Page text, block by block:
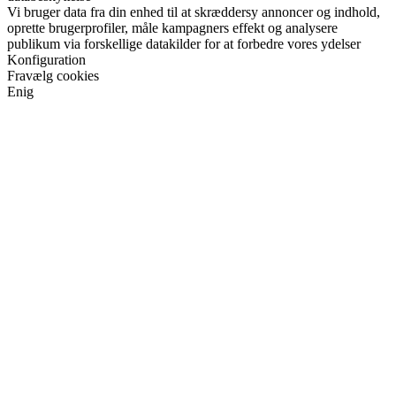
Vi bruger data fra din enhed til at skræddersy annoncer og indhold,
oprette brugerprofiler, måle kampagners effekt og analysere
publikum via forskellige datakilder for at forbedre vores ydelser
Konfiguration
Fravælg cookies
Enig